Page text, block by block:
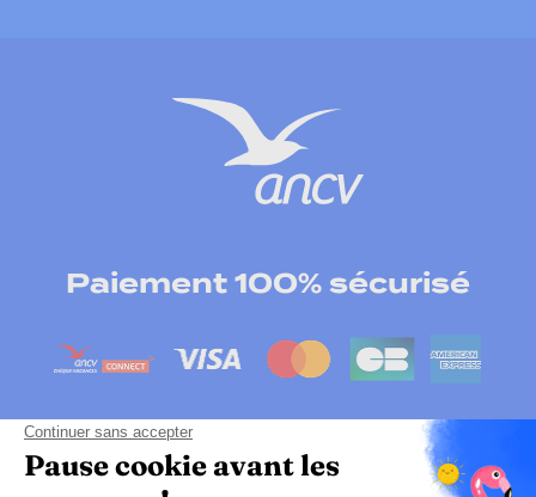
Paiement 100% sécurisé